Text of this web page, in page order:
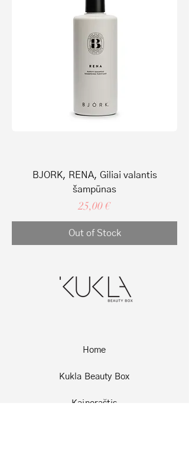
glotnina bei efektyviai sudrėkina, juose
yra pripažinto ingrediento nuo pleiskanų
- piroktono olamino, kuris aktyviai gydo
BJORK, RENA, Giliai valantis
šampūnas
Price
25,00 €
Out of Stock
Home
Kukla Beauty Box
Kainoraštis